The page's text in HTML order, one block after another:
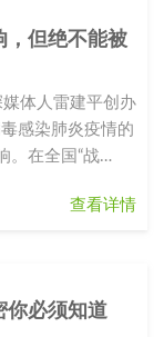
，但绝不能被
体人雷建平创办
感染肺炎疫情的
。在全国“战
查看详情
你必须知道